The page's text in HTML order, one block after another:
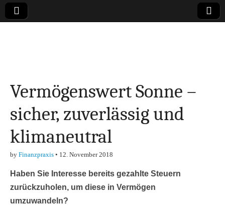
Finanzen,
Marketing-, Vertrieb-
& Investment-Tipps
Vermögenswert Sonne –
sicher, zuverlässig und
klimaneutral
by Finanzpraxis • 12. November 2018
Haben Sie Interesse bereits gezahlte Steuern
zurückzuholen, um diese in Vermögen
umzuwandeln?